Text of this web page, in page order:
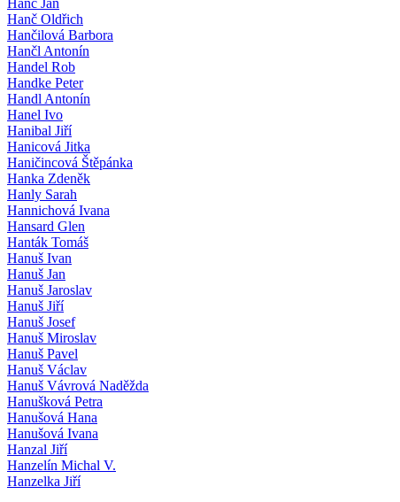
Hanč Oldřich
Hančilová Barbora
Hančl Antonín
Handel Rob
Handke Peter
Handl Antonín
Hanel Ivo
Hanibal Jiří
Hanicová Jitka
Haničincová Štěpánka
Hanka Zdeněk
Hanly Sarah
Hannichová Ivana
Hansard Glen
Hanták Tomáš
Hanuš Ivan
Hanuš Jan
Hanuš Jaroslav
Hanuš Jiří
Hanuš Josef
Hanuš Miroslav
Hanuš Pavel
Hanuš Václav
Hanuš Vávrová Naděžda
Hanušková Petra
Hanušová Hana
Hanušová Ivana
Hanzal Jiří
Hanzelín Michal V.
Hanzelka Jiří